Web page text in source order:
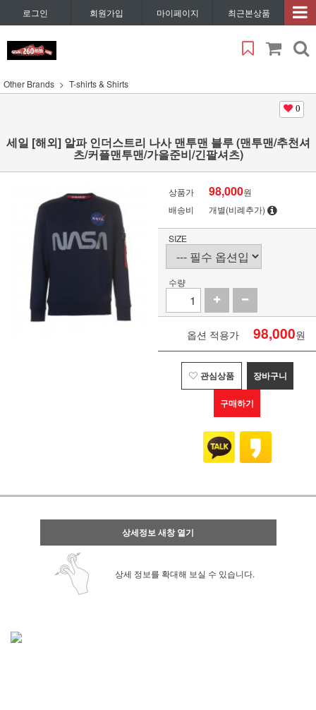
로그인 회원가입 마이페이지 최근본상품
Other Brands T-shirts & Shirts
0
세일 [해외] 알파 인더스트리 나사 맨투맨 블루 (맨투맨/추천셔
츠/커플맨투맨/가을준비/긴팔셔츠)
상품가 98,000원
배송비
개별(비례추가)
SIZE
수량
옵션 적용가 98,000원
관심상품 장바구니
구매하기
상세정보 새창 열기
상세 정보를 확대해 보실 수 있습니다.